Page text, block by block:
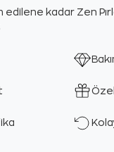
edilene kadar Zen